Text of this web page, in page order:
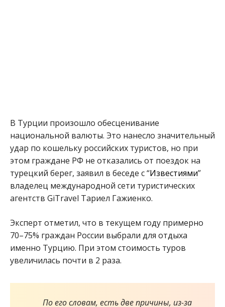
В Турции произошло обесценивание
национальной валюты. Это нанесло значительный
удар по кошельку российских туристов, но при
этом граждане РФ не отказались от поездок на
турецкий берег, заявил в беседе с “Известиями”
владелец международной сети туристических
агентств GiTravel Тариел Гажиенко.
Эксперт отметил, что в текущем году примерно
70–75% граждан России выбрали для отдыха
именно Турцию. При этом стоимость туров
увеличилась почти в 2 раза.
По его словам, есть две причины, из-за